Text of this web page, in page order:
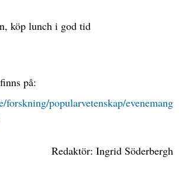
köp lunch i god tid
på:
popularvetenskap/evenemang
Redaktör: Ingrid Söderbergh